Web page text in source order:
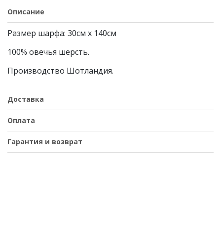
Описание
Размер шарфа: 30см х 140см
100% овечья шерсть.
Производство Шотландия.
Доставка
Оплата
Гарантия и возврат